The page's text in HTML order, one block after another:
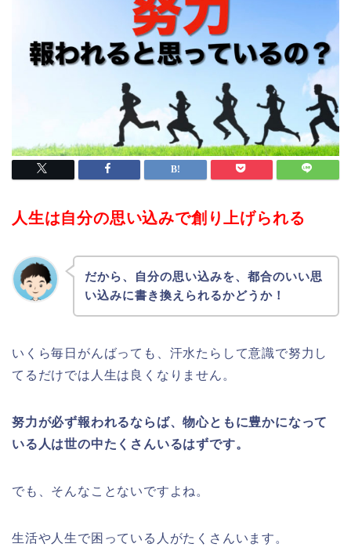
人生は自分の思い込みで創り上げられる
だから、自分の思い込みを、都合のいい思
い込みに書き換えられるかどうか！
いくら毎日がんばっても、汗水たらして意識で努力し
てるだけでは人生は良くなりません。
努力が必ず報われるならば、物心ともに豊かになって
いる人は世の中たくさんいるはずです。
でも、そんなことないですよね。
生活や人生で困っている人がたくさんいます。